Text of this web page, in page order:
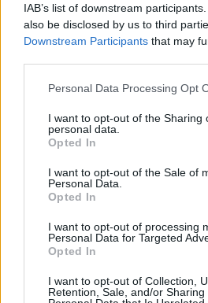
IAB’s list of downstream
also be disclosed by us to third
Downstream Participants that may
Please note that this website/app
not limited to your visit or usage
grant or deny consent to Google
use your data for below specified
consent section.
Personal Data Processing Opt
I want to opt-out of the Sharing
personal data.
Opted In
I want to opt-out of the Sale of
Personal Data.
Opted In
I want to opt-out of processing
Personal Data for Targeted
Opted In
I want to opt-out of Collection,
Retention, Sale, and/or Sharing
minden esztendőben, idén is
gazdag koncertkínálatból.
PROGRAM
lesz a Déryné
Öt napon át tizenkét helyszínen,
programmal csábít a festői
PROGRAM
Az Edda Művek és a
11. Duna Napokon
Színes programkínálattal,